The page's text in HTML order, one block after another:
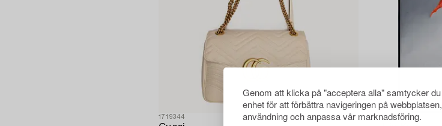
Genom att klicka på "acceptera alla" samtycker
enhet för att förbättra navigeringen på
användning och anpassa vår marknadsföring.
1719344 1688629